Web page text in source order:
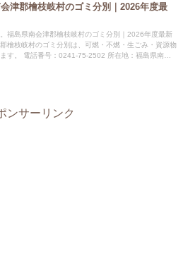
津郡檜枝岐村のゴミ分別｜2026年度最
福島県南会津郡檜枝岐村のゴミ分別｜2026年度最新
檜枝岐村のゴミ分別は、可燃・不燃・生ごみ・資源物
す。 電話番号：0241-75-2502 所在地：福島県南会
ンサーリンク